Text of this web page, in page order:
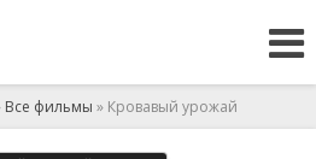
Все фильмы » Кровавый урожай